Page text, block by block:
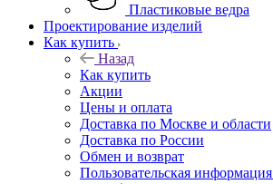
Пластиковые ведра
Проектирование изделий
Как купить
Назад
Как купить
Акции
Цены и оплата
Доставка по Москве и области
Доставка по России
Обмен и возврат
Пользовательская информация